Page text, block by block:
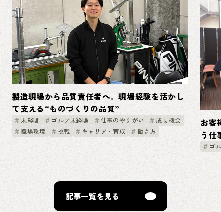
製造現場から品質責任者へ。現場経験を活かし
て支える“ものづくりの品質”
未経験 ゴルフ未経験 仕事のやりがい
成長機会
職場環境
挑戦 キャリア・育成 働き方
お客
う仕
ゴ
記事一覧を見る